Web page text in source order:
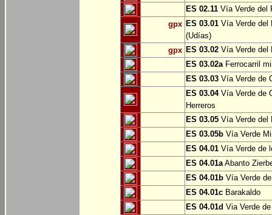
ES 02.11 Vía Verde del
gpx ES 03.01 Vía Verde del
(Udías)
gpx ES 03.02 Vía Verde del
ES 03.02aFerrocarril
ES 03.03 Vía Verde de
ES 03.04Vía Verde de
Herreros
ES 03.05 Vía Verde del
ES 03.05b Vía Verde
ES 04.01 Vía Verde de
ES 04.01aAbanto
ES 04.01b Vía Verde
ES 04.01c Barakaldo
ES 04.01d Via Verde